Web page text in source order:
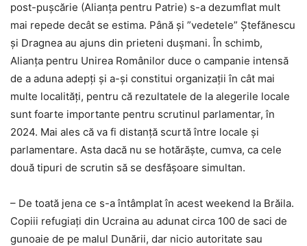
post-pușcărie (Alianța pentru Patrie) s-a dezumflat mult
mai repede decât se estima. Până și ”vedetele” Ștefănescu
și Dragnea au ajuns din prieteni dușmani. În schimb,
Alianța pentru Unirea Românilor duce o campanie intensă
de a aduna adepți și a-și constitui organizații în cât mai
multe localități, pentru că rezultatele de la alegerile locale
sunt foarte importante pentru scrutinul parlamentar, în
2024. Mai ales că va fi distanță scurtă între locale și
parlamentare. Asta dacă nu se hotărăște, cumva, ca cele
două tipuri de scrutin să se desfășoare simultan.
– De toată jena ce s-a întâmplat în acest weekend la Brăila.
Copiii refugiați din Ucraina au adunat circa 100 de saci de
gunoaie de pe malul Dunării, dar nicio autoritate sau